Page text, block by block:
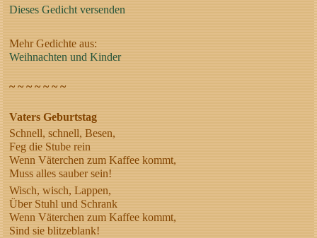
Dieses Gedicht versenden
Mehr Gedichte aus:
Weihnachten und Kinder
~ ~ ~ ~ ~ ~ ~
Vaters Geburtstag
Schnell, schnell, Besen,
Feg die Stube rein
Wenn Väterchen zum Kaffee kommt,
Muss alles sauber sein!
Wisch, wisch, Lappen,
Über Stuhl und Schrank
Wenn Väterchen zum Kaffee kommt,
Sind sie blitzeblank!